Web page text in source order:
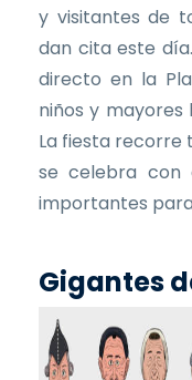
y visitantes de
dan cita este
directo en la
niños y mayores
La fiesta recorre
se celebra con
importantes
Gigantes